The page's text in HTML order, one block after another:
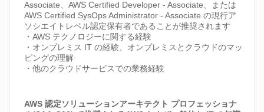
Associate、AWS Certified Developer - Associate、または
AWS Certified SysOps Administrator - Associate の現行ア
ソシエイトレベル認定保有者であることが推奨されます
・AWS テクノロジーに関する経験
・オンプレミス IT の経験、オンプレミスとクラウドのマッ
ピングの理解
・他のクラウドサービスでの業務経験
AWS 認定ソリューションアーキテクト プロフェッショナ